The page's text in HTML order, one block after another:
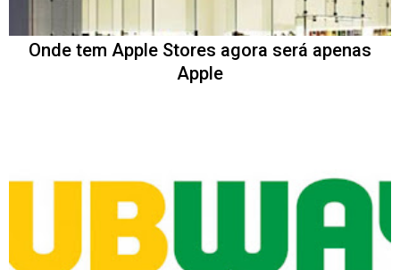
Onde tem Apple Stores agora será apenas
Apple